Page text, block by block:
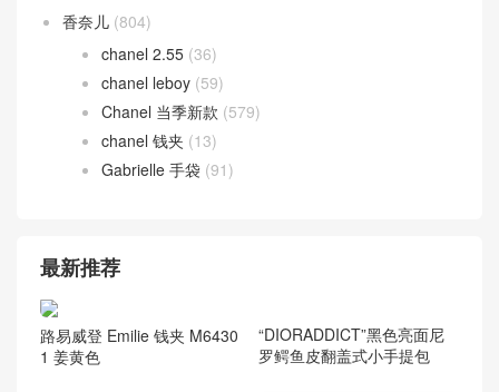
香奈儿 (804)
chanel 2.55 (36)
chanel leboy (59)
Chanel 当季新款 (579)
chanel 钱夹 (13)
Gabrielle 手袋 (91)
最新推荐
路易威登 Emilie 钱夹 M6430
1 姜黄色